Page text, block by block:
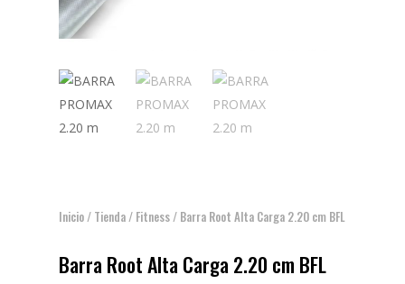
Inicio/ Tienda/ Fitness/ Barra Root Alta Carga 2.20 cm BFL
Barra Root Alta Carga 2.20 cm BFL